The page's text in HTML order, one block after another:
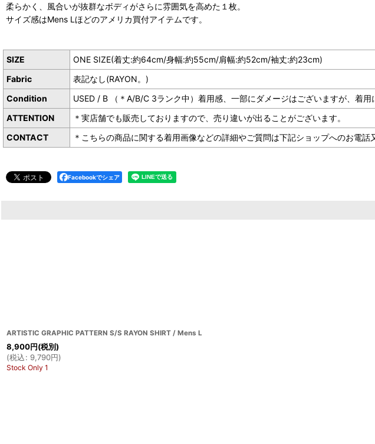
柔らかく、風合いが抜群なボディがさらに雰囲気を高めた１枚。
サイズ感はMens Lほどのアメリカ買付アイテムです。
SIZE
ONE SIZE(着丈:約64cm/身幅:約55cm/肩幅:約52cm/袖丈:約23cm)
Fabric
表記なし(RAYON。)
Condition
USED / B （＊A/B/C 3ランク中）着用感、一部にダメージはございますが、着用
ATTENTION
＊実店舗でも販売しておりますので、売り違いが出ることがございます。
CONTACT
＊こちらの商品に関する着用画像などの詳細やご質問は下記ショップへのお
Facebookでシェア
ARTISTIC GRAPHIC PATTERN S/S RAYON SHIRT / Mens L
8,900円(税別)
(税込: 9,790円)
Stock Only 1